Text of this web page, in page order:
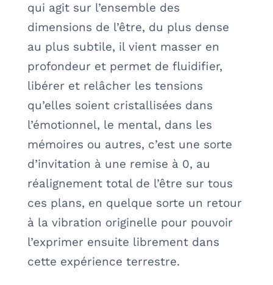
qui agit sur l’ensemble des
dimensions de l’être, du plus dense
au plus subtile, il vient masser en
profondeur et permet de fluidifier,
libérer et relâcher les tensions
qu’elles soient cristallisées dans
l’émotionnel, le mental, dans les
mémoires ou autres, c’est une sorte
d’invitation à une remise à 0, au
réalignement total de l’être sur tous
ces plans, en quelque sorte un retour
à la vibration originelle pour pouvoir
l’exprimer ensuite librement dans
cette expérience terrestre.